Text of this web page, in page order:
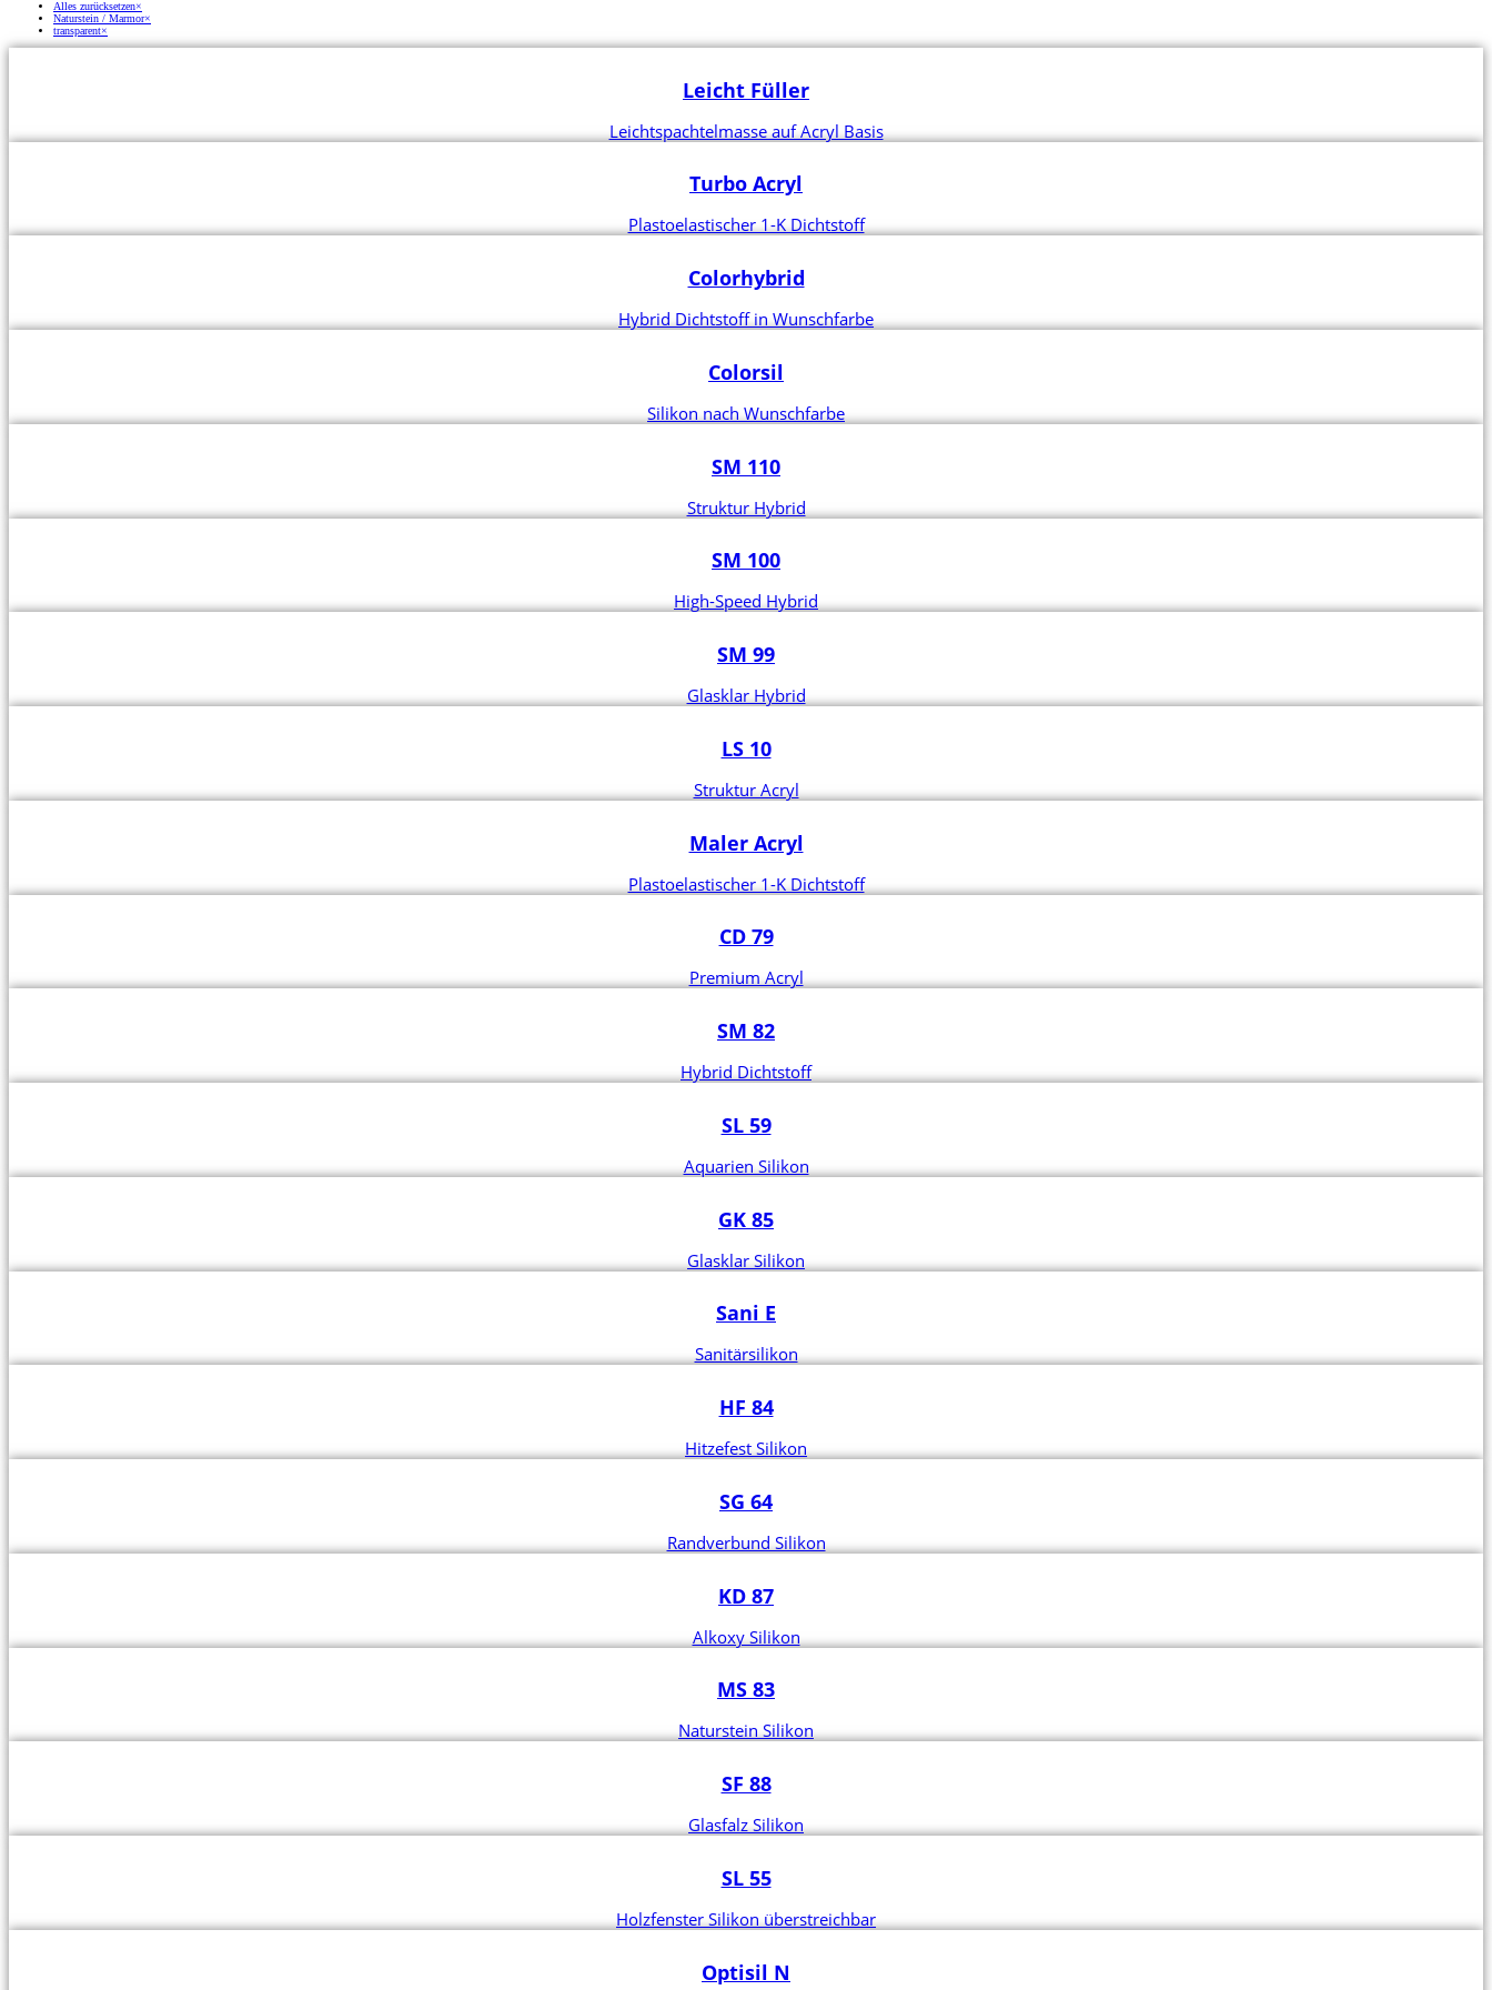
Alles zurücksetzen×
Naturstein / Marmor×
transparent×
Leicht Füller
Leichtspachtelmasse auf Acryl Basis
Turbo Acryl
Plastoelastischer 1-K Dichtstoff
Colorhybrid
Hybrid Dichtstoff in Wunschfarbe
Colorsil
Silikon nach Wunschfarbe
SM 110
Struktur Hybrid
SM 100
High-Speed Hybrid
SM 99
Glasklar Hybrid
LS 10
Struktur Acryl
Maler Acryl
Plastoelastischer 1-K Dichtstoff
CD 79
Premium Acryl
SM 82
Hybrid Dichtstoff
SL 59
Aquarien Silikon
GK 85
Glasklar Silikon
Sani E
Sanitärsilikon
HF 84
Hitzefest Silikon
SG 64
Randverbund Silikon
KD 87
Alkoxy Silikon
MS 83
Naturstein Silikon
SF 88
Glasfalz Silikon
SL 55
Holzfenster Silikon überstreichbar
Optisil N